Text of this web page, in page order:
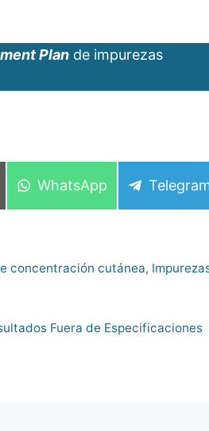
Plan de impurezas
Compartir
WhatsApp
concentración cutánea,
Fuera de Especificaciones